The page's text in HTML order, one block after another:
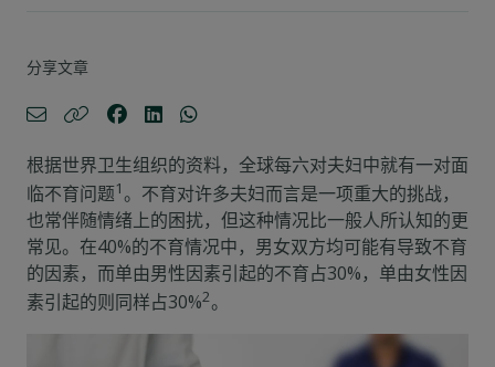
分享文章
根据世界卫生组织的资料，全球每六对夫妇中就有一对面
临不育问题1。不育对许多夫妇而言是一项重大的挑战，
也常伴随情绪上的困扰，但这种情况比一般人所认知的更
常见。在40%的不育情况中，男女双方均可能有导致不育
的因素，而单由男性因素引起的不育占30%，单由女性因
素引起的则同样占30%2。